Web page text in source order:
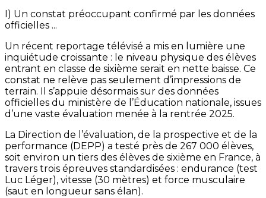
I) Un constat préoccupant confirmé par les données
officielles ...
Un récent reportage télévisé a mis en lumière une
inquiétude croissante : le niveau physique des élèves
entrant en classe de sixième serait en nette baisse. Ce
constat ne relève pas seulement d’impressions de
terrain. Il s’appuie désormais sur des données
officielles du ministère de l’Éducation nationale, issues
d’une vaste évaluation menée à la rentrée 2025.
La Direction de l’évaluation, de la prospective et de la
performance (DEPP) a testé près de 267 000 élèves,
soit environ un tiers des élèves de sixième en France, à
travers trois épreuves standardisées : endurance (test
Luc Léger), vitesse (30 mètres) et force musculaire
(saut en longueur sans élan).